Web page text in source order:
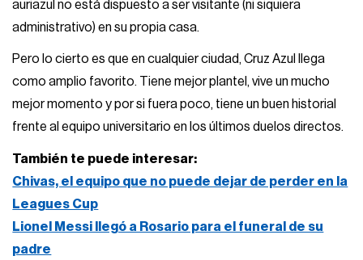
auriazul no está dispuesto a ser visitante (ni siquiera
administrativo) en su propia casa.
Pero lo cierto es que en cualquier ciudad, Cruz Azul llega
como amplio favorito. Tiene mejor plantel, vive un mucho
mejor momento y por si fuera poco, tiene un buen historial
frente al equipo universitario en los últimos duelos directos.
También te puede interesar:
Chivas, el equipo que no puede dejar de perder en la
Leagues Cup
Lionel Messi llegó a Rosario para el funeral de su
padre